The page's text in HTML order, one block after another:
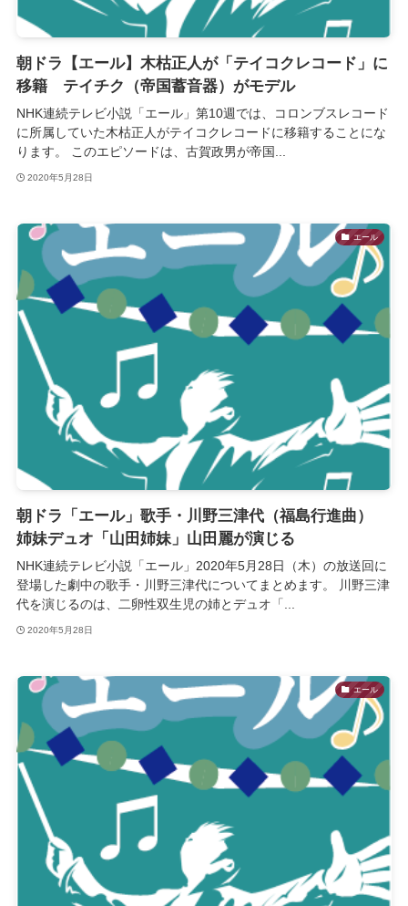
朝ドラ【エール】木枯正人が「テイコクレコード」に
移籍 テイチク（帝国蓄音器）がモデル
NHK連続テレビ小説「エール」第10週では、コロンブスレコード
に所属していた木枯正人がテイコクレコードに移籍することにな
ります。 このエピソードは、古賀政男が帝国...
2020年5月28日
エール
朝ドラ「エール」歌手・川野三津代（福島行進曲）
姉妹デュオ「山田姉妹」山田麗が演じる
NHK連続テレビ小説「エール」2020年5月28日（木）の放送回に
登場した劇中の歌手・川野三津代についてまとめます。 川野三津
代を演じるのは、二卵性双生児の姉とデュオ「...
2020年5月28日
エール